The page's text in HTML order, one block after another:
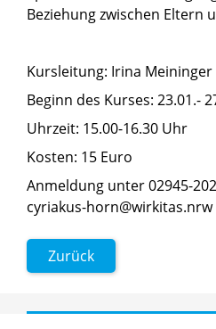
Beziehung zwischen Eltern
Kursleitung: Irina Meininger
Beginn des Kurses: 23.01.-
Uhrzeit: 15.00-16.30 Uhr
Kosten: 15 Euro
Anmeldung unter 02945-
cyriakus-horn@wirkitas.nrw
Zurück